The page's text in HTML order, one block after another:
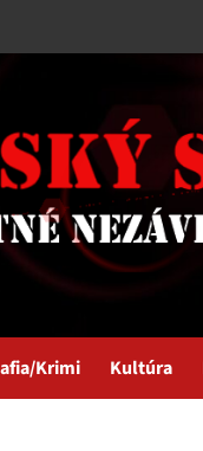
Krimi Kultúra